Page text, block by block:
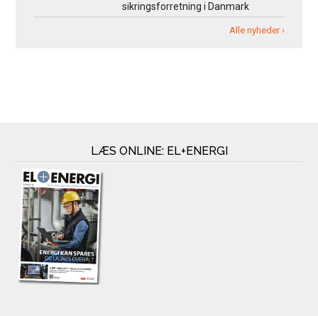
sikringsforretning i Danmark
Alle nyheder ›
LÆS ONLINE: EL+ENERGI